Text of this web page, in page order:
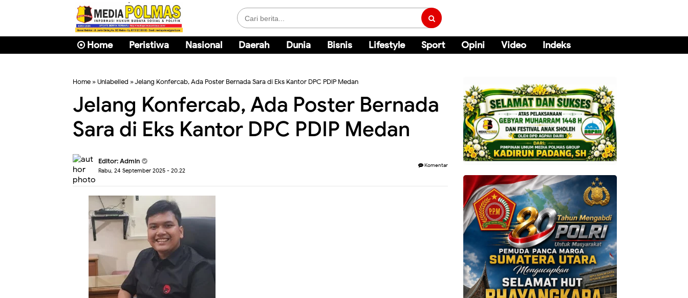
Home Peristiwa Nasional Daerah Dunia Bisnis Lifestyle Sport Opini Video Indeks
Home » Unlabelled » Jelang Konfercab, Ada Poster Bernada Sara di Eks Kantor DPC PDIP Medan
Jelang Konfercab, Ada Poster Bernada
Sara di Eks Kantor DPC PDIP Medan
Editor: Admin
Rabu, 24 September 2025 - 20.22
Komentar